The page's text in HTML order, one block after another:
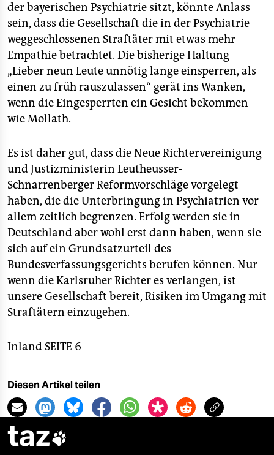
der bayerischen Psychiatrie sitzt, könnte Anlass
sein, dass die Gesellschaft die in der Psychiatrie
weggeschlossenen Straftäter mit etwas mehr
Empathie betrachtet. Die bisherige Haltung
„Lieber neun Leute unnötig lange einsperren, als
einen zu früh rauszulassen“ gerät ins Wanken,
wenn die Eingesperrten ein Gesicht bekommen
wie Mollath.
Es ist daher gut, dass die Neue Richtervereinigung
und Justizministerin Leutheusser-
Schnarrenberger Reformvorschläge vorgelegt
haben, die die Unterbringung in Psychiatrien vor
allem zeitlich begrenzen. Erfolg werden sie in
Deutschland aber wohl erst dann haben, wenn sie
sich auf ein Grundsatzurteil des
Bundesverfassungsgerichts berufen können. Nur
wenn die Karlsruher Richter es verlangen, ist
unsere Gesellschaft bereit, Risiken im Umgang mit
Straftätern einzugehen.
Inland SEITE 6
Diesen Artikel teilen
taz